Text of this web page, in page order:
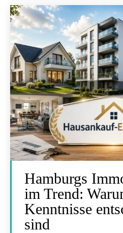
Hamburgs
im Trend:
Kenntnisse
sind